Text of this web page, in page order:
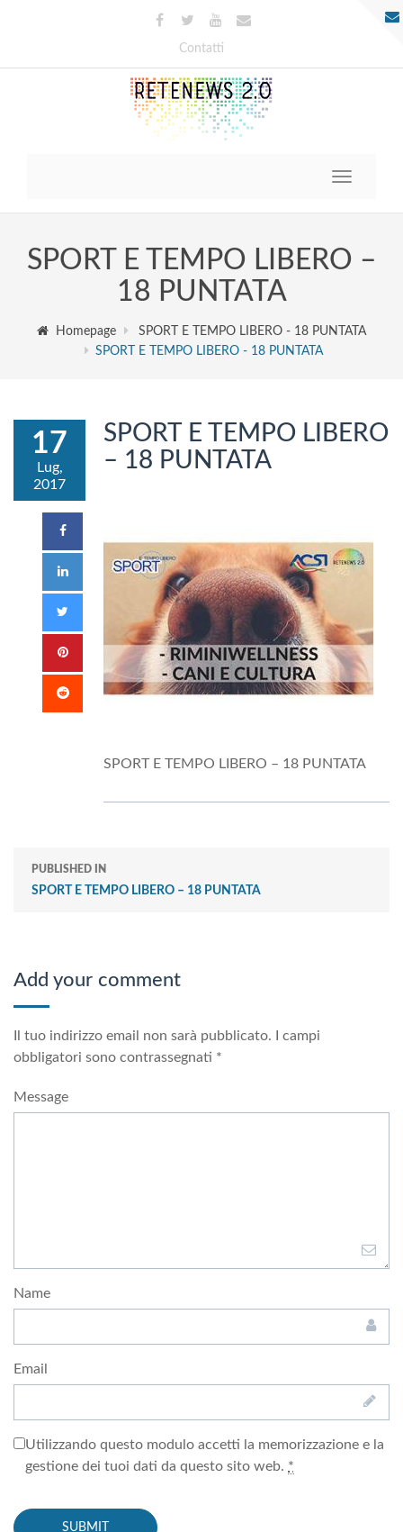
Contatti
Toggle
SPORT E TEMPO LIBERO –
18 PUNTATA
Homepage
SPORT E TEMPO LIBERO - 18 PUNTATA
SPORT E TEMPO LIBERO - 18 PUNTATA
17
Lug,
2017
SPORT E TEMPO LIBERO
– 18 PUNTATA
SPORT E TEMPO LIBERO – 18 PUNTATA
PUBLISHED IN
SPORT E TEMPO LIBERO – 18 PUNTATA
Add your comment
Il tuo indirizzo email non sarà pubblicato. I campi
obbligatori sono contrassegnati *
Message
Name
Email
Utilizzando questo modulo accetti la memorizzazione e la
gestione dei tuoi dati da questo sito web. *